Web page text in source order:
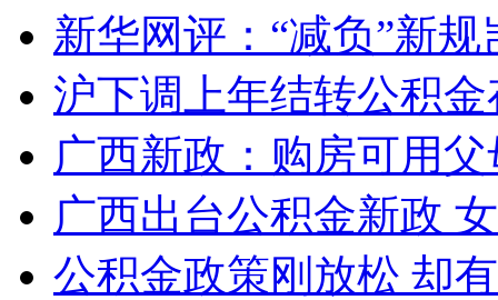
新华网评：“减负”新
沪下调上年结转公积金
广西新政：购房可用
广西出台公积金新政
公积金政策刚放松 却